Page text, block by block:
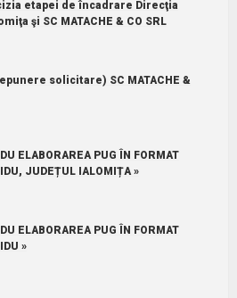
etapei de încadrare Direcţia
şi SC MATACHE & CO SRL
solicitare) SC MATACHE &
ELABORAREA PUG ÎN FORMAT
JUDEȚUL IALOMIȚA »
ELABORAREA PUG ÎN FORMAT
»